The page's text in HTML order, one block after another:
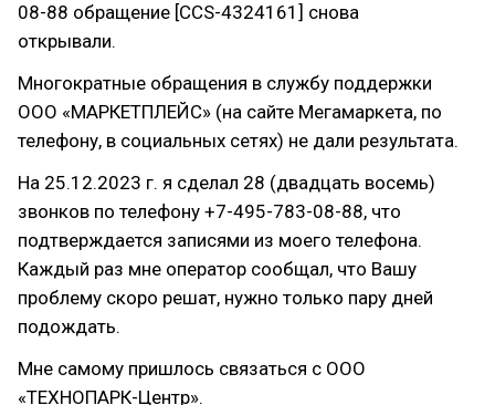
08-88 обращение [CCS-4324161] снова
открывали.
Многократные обращения в службу поддержки
ООО «МАРКЕТПЛЕЙС» (на сайте Мегамаркета, по
телефону, в социальных сетях) не дали результата.
На 25.12.2023 г. я сделал 28 (двадцать восемь)
звонков по телефону +7-495-783-08-88, что
подтверждается записями из моего телефона.
Каждый раз мне оператор сообщал, что Вашу
проблему скоро решат, нужно только пару дней
подождать.
Мне самому пришлось связаться с ООО
«ТЕХНОПАРК-Центр».